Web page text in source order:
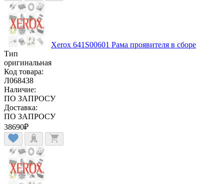
Xerox 641S00601 Рама проявителя в сборе
Тип
оригинальная
Код товара:
Л068438
Наличие:
ПО ЗАПРОСУ
Доставка:
ПО ЗАПРОСУ
38690₽